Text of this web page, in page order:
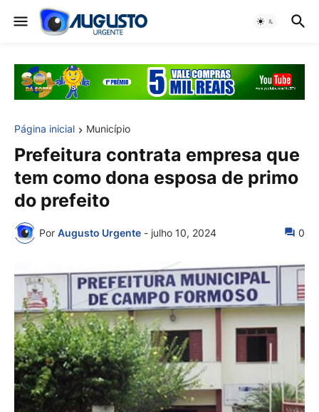
Página inicial Município
Prefeitura contrata empresa que
tem como dona esposa de primo
do prefeito
Por Augusto Urgente - julho 10, 2024 0